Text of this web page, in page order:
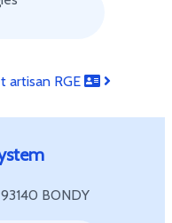
artisan RGE
93140 BONDY